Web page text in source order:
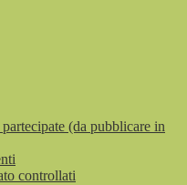
(da pubblicare in
controllati